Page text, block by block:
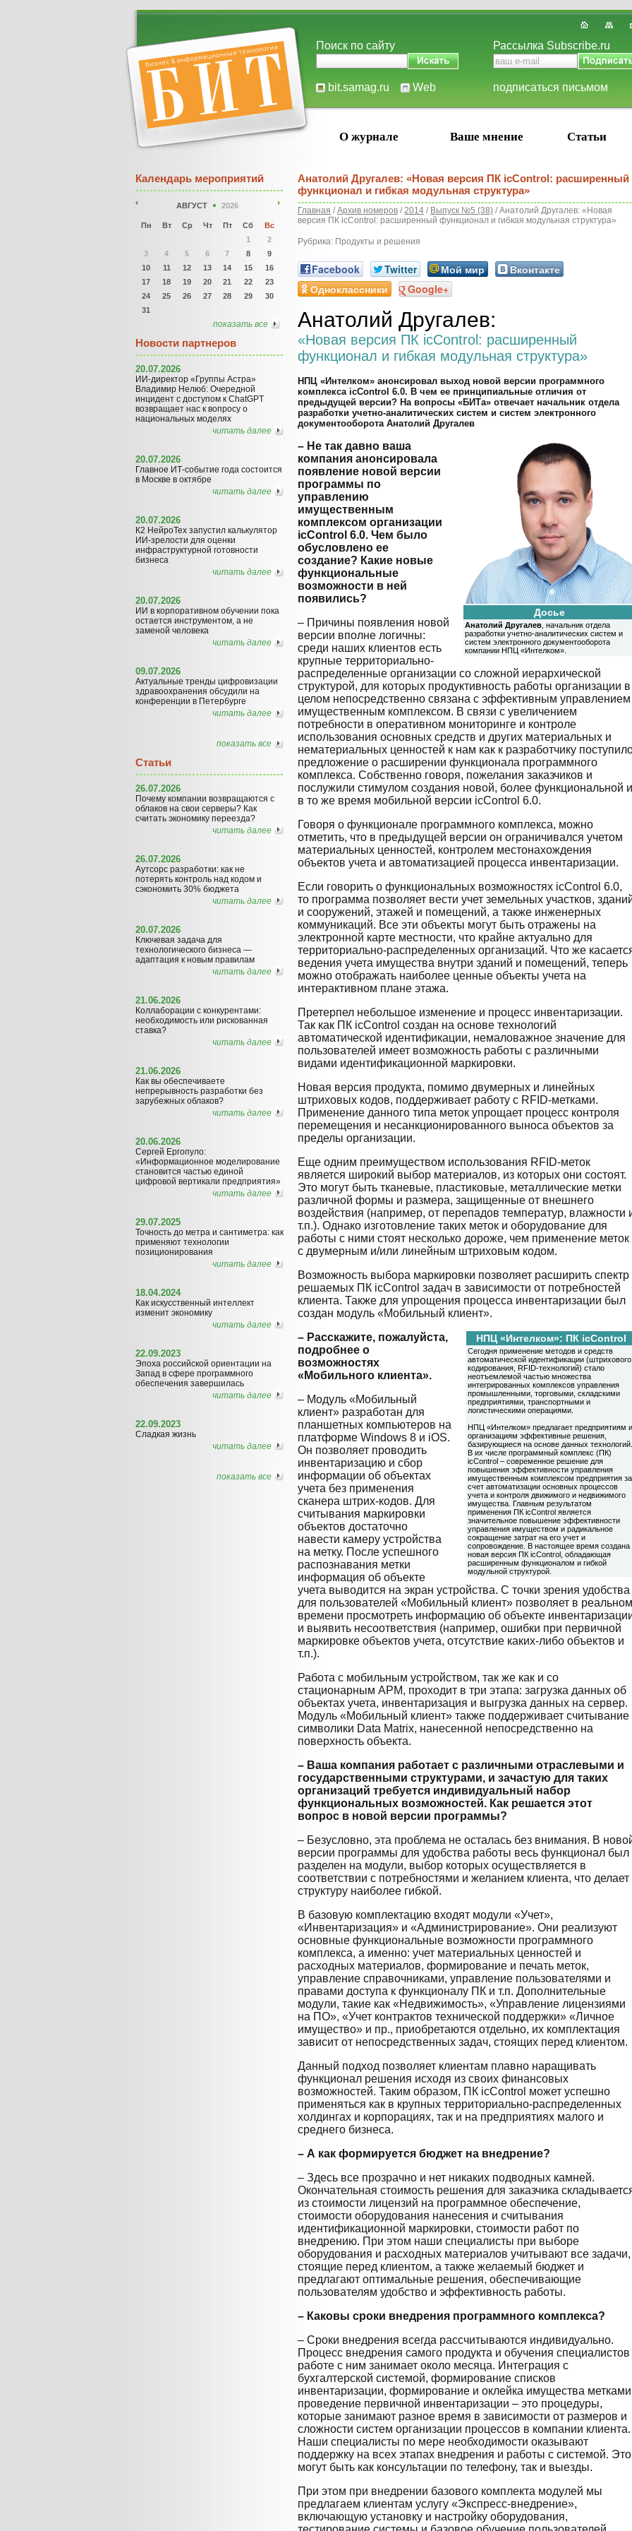
Поиск по сайту
bit.samag.ru Web
Рассылка Subscribe.ru
подписаться письмом
О журнале Ваше мнение Статьи
Календарь мероприятий
АВГУСТ 2026
Пн Вт Ср Чт Пт Сб
Вс
1
2
3
4 5 6 7 8
9
10
11 12 13 14 15
16
17
18 19 20 21 22
23
24
25 26 27 28 29
30
31
показать все
Новости партнеров
20.07.2026
ИИ-директор «Группы Астра»
Владимир Нелюб: Очередной
инцидент с доступом к ChatGPT
возвращает нас к вопросу о
национальных моделях
читать далее
20.07.2026
Главное ИТ-событие года состоится
в Москве в октябре
читать далее
20.07.2026
К2 НейроТех запустил калькулятор
ИИ-зрелости для оценки
инфраструктурной готовности
бизнеса
читать далее
20.07.2026
ИИ в корпоративном обучении пока
остается инструментом, а не
заменой человека
читать далее
09.07.2026
Актуальные тренды цифровизации
здравоохранения обсудили на
конференции в Петербурге
читать далее
показать все
Статьи
26.07.2026
Почему компании возвращаются с
облаков на свои серверы? Как
считать экономику переезда?
читать далее
26.07.2026
Аутсорс разработки: как не
потерять контроль над кодом и
сэкономить 30% бюджета
читать далее
20.07.2026
Ключевая задача для
технологического бизнеса —
адаптация к новым правилам
читать далее
21.06.2026
Коллаборации с конкурентами:
необходимость или рискованная
ставка?
читать далее
21.06.2026
Как вы обеспечиваете
непрерывность разработки без
зарубежных облаков?
читать далее
20.06.2026
Сергей Ергопуло:
«Информационное моделирование
становится частью единой
цифровой вертикали предприятия»
читать далее
29.07.2025
Точность до метра и сантиметра: как
применяют технологии
позиционирования
читать далее
18.04.2024
Как искусственный интеллект
изменит экономику
читать далее
22.09.2023
Эпоха российской ориентации на
Запад в сфере программного
обеспечения завершилась
читать далее
22.09.2023
Сладкая жизнь
читать далее
показать все
Анатолий Другалев: «Новая версия ПК icControl: расширенный
функционал и гибкая модульная структура»
Главная /Архив номеров /2014 / Выпуск №5 (38) / Анатолий Другалев: «Новая
версия ПК icControl: расширенный функционал и гибкая модульная структура»
Рубрика: Продукты и решения
Facebook Twitter Мой мир
Вконтакте
Одноклассники
Google+
Анатолий Другалев:
«Новая версия ПК icControl: расширенный
функционал и гибкая модульная структура»
НПЦ «Интелком» анонсировал выход новой версии программного
комплекса icControl 6.0. В чем ее принципиальные отличия от
предыдущей версии? На вопросы «БИТа» отвечает начальник отдела
разработки учетно-аналитических систем и систем электронного
документооборота Анатолий Другалев
Досье
Анатолий Другалев , начальник отдела
разработки учетно-аналитических систем и
систем электронного документооборота
компании НПЦ «Интелком».
– Не так давно ваша
компания анонсировала
появление новой версии
программы по
управлению
имущественным
комплексом организации
icControl 6.0. Чем было
обусловлено ее
создание? Какие новые
функциональные
возможности в ней
появились?
– Причины появления новой
версии вполне логичны:
среди наших клиентов есть
крупные территориально-
распределенные организации со сложной иерархической
структурой, для которых продуктивность работы организации в
целом непосредственно связана с эффективным управлением
имущественным комплексом. В связи с увеличением
потребности в оперативном мониторинге и контроле
использования основных средств и других материальных и
нематериальных ценностей к нам как к разработчику
предложение о расширении функционала программного
комплекса. Собственно говоря, пожелания заказчиков и
послужили стимулом создания новой, более функциональной и
в то же время мобильной версии icControl 6.0.
Говоря о функционале программного комплекса, можно
отметить, что в предыдущей версии он ограничивался учетом
материальных ценностей, контролем местонахождения
объектов учета и автоматизацией процесса инвентаризации.
Если говорить о функциональных возможностях icControl 6.0,
то программа позволяет вести учет земельных участков,
и сооружений, этажей и помещений, а также инженерных
коммуникаций. Все эти объекты могут быть отражены на
электронной карте местности, что крайне актуально для
территориально-распределенных организаций. Что же
ведения учета имущества внутри зданий и помещений, теперь
можно отображать наиболее ценные объекты учета на
интерактивном плане этажа.
Претерпел небольшое изменение и процесс инвентаризации.
Так как ПК icControl создан на основе технологий
автоматической идентификации, немаловажное значение для
пользователей имеет возможность работы с различными
видами идентификационной маркировки.
Новая версия продукта, помимо двумерных и линейных
штриховых кодов, поддерживает работу с RFID-метками.
Применение данного типа меток упрощает процесс контроля
перемещения и несанкционированного выноса объектов за
пределы организации.
Еще одним преимуществом использования RFID-меток
является широкий выбор материалов, из которых они состоят.
Это могут быть тканевые, пластиковые, металлические метки
различной формы и размера, защищенные от внешнего
воздействия (например, от перепадов температур, влажности
т.п.). Однако изготовление таких меток и оборудование для
работы с ними стоят несколько дороже, чем применение меток
с двумерным и/или линейным штриховым кодом.
Возможность выбора маркировки позволяет расширить спектр
решаемых ПК icControl задач в зависимости от потребностей
клиента. Также для упрощения процесса инвентаризации был
создан модуль «Мобильный клиент».
НПЦ «Интелком»: ПК icControl
Сегодня применение методов и средств
автоматической идентификации (штрихового
кодирования, RFID-технологий) стало
неотъемлемой частью множества
интегрированных комплексов управления
промышленными, торговыми, складскими
предприятиями, транспортными и
логистическими операциями.
НПЦ «Интелком» предлагает предприятиям и
организациям эффективные решения,
базирующиеся на основе данных технологий.
В их числе программный комплекс (ПК)
icControl – современное решение для
повышения эффективности управления
имущественным комплексом предприятия за
счет автоматизации основных процессов
учета и контроля движимого и недвижимого
имущества. Главным результатом
применения ПК icControl является
значительное повышение эффективности
управления имуществом и радикальное
сокращение затрат на его учет и
сопровождение. В настоящее время создана
новая версия ПК icControl, обладающая
расширенным функционалом и гибкой
модульной структурой.
– Расскажите, пожалуйста,
подробнее о
возможностях
«Мобильного клиента».
– Модуль «Мобильный
клиент» разработан для
планшетных компьютеров на
платформе Windows 8 и iOS.
Он позволяет проводить
инвентаризацию и сбор
информации об объектах
учета без применения
сканера штрих-кодов. Для
считывания маркировки
объектов достаточно
навести камеру устройства
на метку. После успешного
распознавания метки
информация об объекте
учета выводится на экран устройства. С точки зрения удобства
для пользователей «Мобильный клиент» позволяет в реальном
времени просмотреть информацию об объекте
и выявить несоответствия (например, ошибки при первичной
маркировке объектов учета, отсутствие каких-либо объектов и
т.п.).
Работа с мобильным устройством, так же как и со
стационарным АРМ, проходит в три этапа: загрузка данных об
объектах учета, инвентаризация и выгрузка данных на сервер.
Модуль «Мобильный клиент» также поддерживает считывание
символики Data Matrix, нанесенной непосредственно на
поверхность объекта.
– Ваша компания работает с различными отраслевыми и
государственными структурами, и зачастую для таких
организаций требуется индивидуальный набор
функциональных возможностей. Как решается этот
вопрос в новой версии программы?
– Безусловно, эта проблема не осталась без внимания. В
версии программы для удобства работы весь функционал был
разделен на модули, выбор которых осуществляется в
соответствии с потребностями и желанием клиента, что делает
структуру наиболее гибкой.
В базовую комплектацию входят модули «Учет»,
«Инвентаризация» и «Администрирование». Они реализуют
основные функциональные возможности программного
комплекса, а именно: учет материальных ценностей и
расходных материалов, формирование и печать меток,
управление справочниками, управление пользователями и
правами доступа к функционалу ПК и т.п. Дополнительные
модули, такие как «Недвижимость», «Управление лицензиями
на ПО», «Учет контрактов технической поддержки» «Личное
имущество» и пр., приобретаются отдельно, их комплектация
зависит от непосредственных задач, стоящих перед клиентом.
Данный подход позволяет клиентам плавно наращивать
функционал решения исходя из своих финансовых
возможностей. Таким образом, ПК icControl может успешно
применяться как в крупных территориально-распределенных
холдингах и корпорациях, так и на предприятиях малого и
среднего бизнеса.
– А как формируется бюджет на внедрение?
– Здесь все прозрачно и нет никаких подводных камней.
Окончательная стоимость решения для заказчика
из стоимости лицензий на программное обеспечение,
стоимости оборудования нанесения и считывания
идентификационной маркировки, стоимости работ по
внедрению. При этом наши специалисты при выборе
оборудования и расходных материалов учитывают все задачи,
стоящие перед клиентом, а также желаемый бюджет и
предлагают оптимальные решения, обеспечивающие
пользователям удобство и эффективность работы.
– Каковы сроки внедрения программного комплекса?
– Сроки внедрения всегда рассчитываются индивидуально.
Процесс внедрения самого продукта и обучения специалистов
работе с ним занимает около месяца. Интеграция с
бухгалтерской системой, формирование списков
инвентаризации, формирование и оклейка имущества
проведение первичной инвентаризации – это процедуры,
которые занимают разное время в зависимости от размеров и
сложности систем организации процессов в компании клиента.
Наши специалисты по мере необходимости оказывают
поддержку на всех этапах внедрения и работы с системой. Это
могут быть как консультации по телефону, так и выезды.
При этом при внедрении базового комплекта модулей мы
предлагаем клиентам услугу «Экспресс-внедрение»,
включающую установку и настройку оборудования,